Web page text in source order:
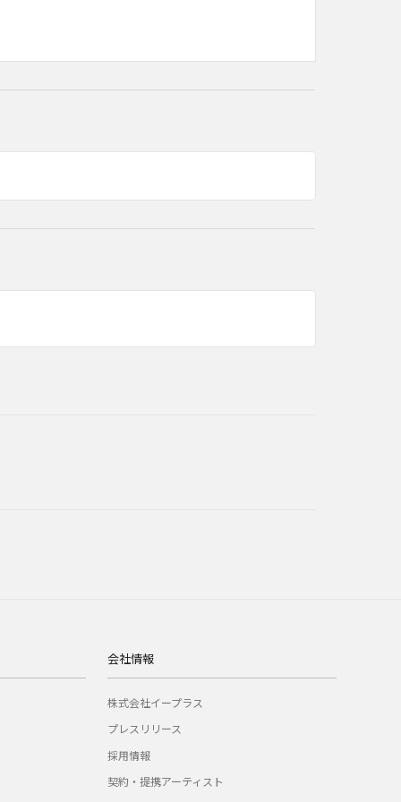
会社情報
株式会社イープラス
プレスリリース
採用情報
契約・提携アーティスト